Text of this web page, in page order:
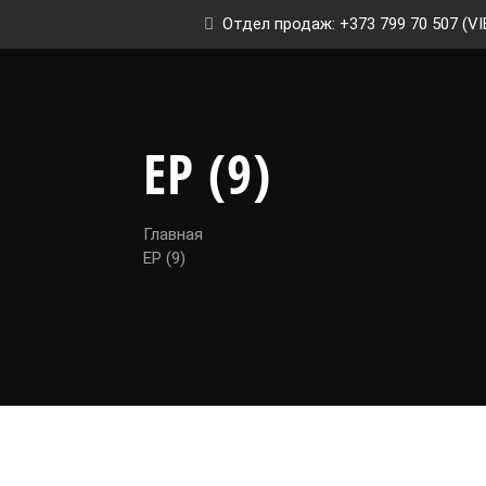
Отдел продаж: +373 799 70 507
EP (9)
Главная
EP (9)